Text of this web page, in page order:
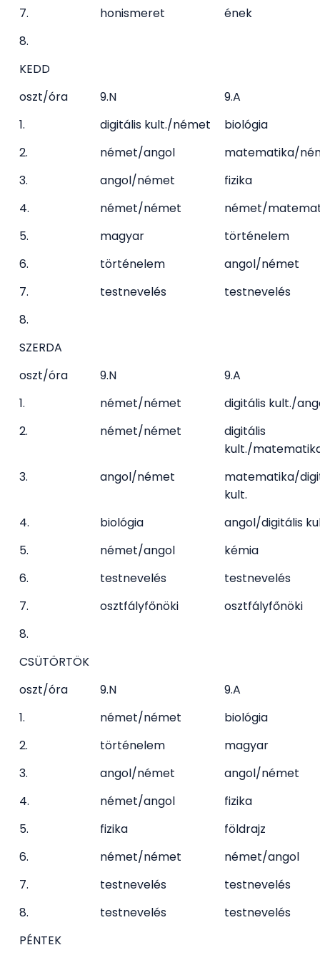
7. honismeret
ének
8.
KEDD
oszt/óra
9.N
9.A
1.
digitális kult./német
biológia
2.
német/angol
matematika/
3.
angol/német
fizika
4.
német/német
német/
5.
magyar
történelem
6.
történelem
angol/német
7.
testnevelés
testnevelés
8.
SZERDA
oszt/óra
9.N
9.A
1.
német/német
digitális kult./
2.
német/német
digitális
kult./
3.
angol/német
matematika/
kult.
4.
biológia
angol/digitális
5.
német/angol
kémia
6.
testnevelés
testnevelés
7.
osztfályfőnöki
osztfályfőnöki
8.
CSÜTÖRTÖK
oszt/óra
9.N
9.A
1.
német/német
biológia
2.
történelem
magyar
3.
angol/német
angol/német
4.
német/angol
fizika
5.
fizika
földrajz
6.
német/német
német/angol
7.
testnevelés
testnevelés
8.
testnevelés
testnevelés
PÉNTEK